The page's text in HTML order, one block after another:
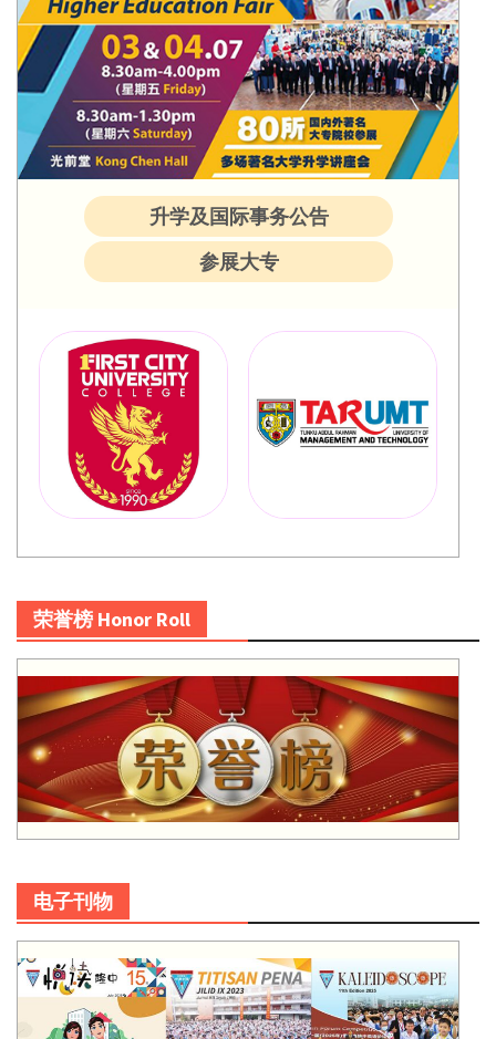
升学及国际事务公告
参展大专
荣誉榜 Honor Roll
电子刊物